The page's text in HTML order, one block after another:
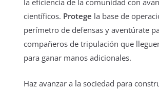
la eficiencia de la comunidad con
científicos. Protege la base de
perímetro de defensas y aventúrate
compañeros de tripulación que
para ganar manos adicionales.
Haz avanzar a la sociedad para